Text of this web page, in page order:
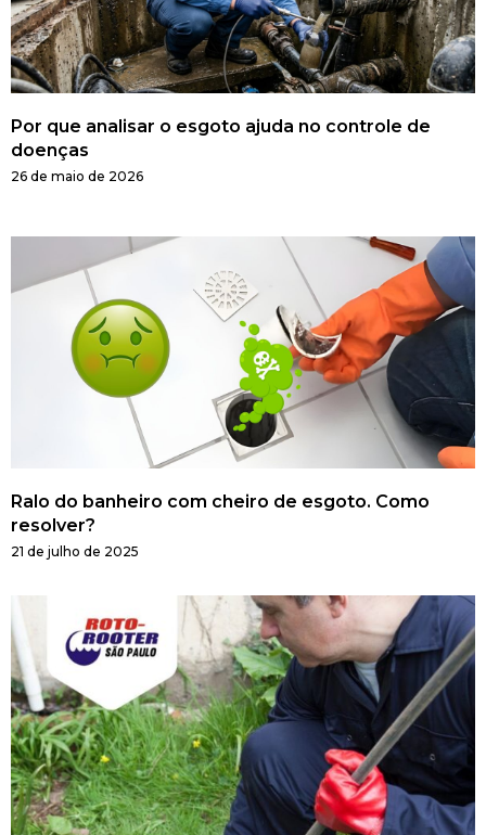
Por que analisar o esgoto ajuda no controle de
doenças
26 de maio de 2026
Ralo do banheiro com cheiro de esgoto. Como
resolver?
21 de julho de 2025